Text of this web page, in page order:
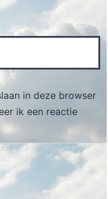
in deze browser
ik een reactie